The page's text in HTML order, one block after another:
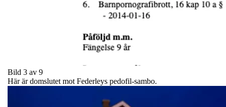
Bild 3 av 9
Här är domslutet mot Federleys pedofil-sambo.